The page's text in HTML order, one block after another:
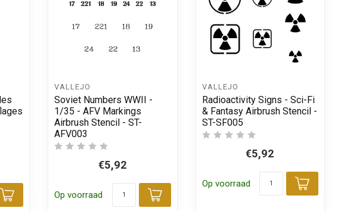
Toevoegen aan winkelwagen
VALLEJO
Soviet Numbers WWII -
1/35 - AFV Markings
Airbrush Stencil - ST-
AFV003
€5,92
Op voorraad
Toevoegen aan winkelwagen
VALLEJO
Radioactivity Signs - Sci-Fi
& Fantasy Airbrush Stencil -
ST-SF005
€5,92
Op voorraad